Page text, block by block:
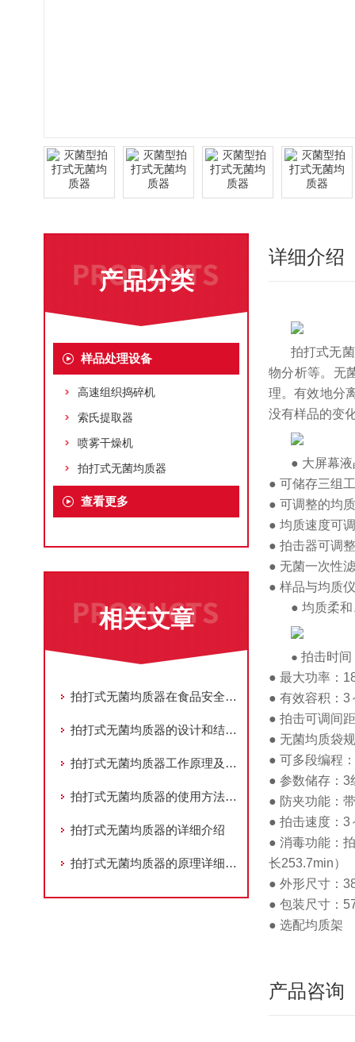
产品分类
样品处理设备
高速组织捣碎机
索氏提取器
喷雾干燥机
拍打式无菌均质器
查看更多
相关文章
拍打式无菌均质器在食品安全检测中的应用
拍打式无菌均质器的设计和结构保证了样品在操作过程中的均匀搅拌和拍打
拍打式无菌均质器工作原理及使用步骤
拍打式无菌均质器的使用方法及注意事项
拍打式无菌均质器的详细介绍
拍打式无菌均质器的原理详细介绍
详细介绍
拍打式无
物分析等。无
理。有效地分
没有样品的变
● 大屏幕
● 可储存三组
● 可调整的均
● 均质速度可
● 拍击器可调
● 无菌一次性
● 样品与均质
● 均质柔
● 拍击时
● 最大功率：
● 有效容积：3
● 拍击可调间
● 无菌均质袋
● 可多段编程
● 参数储存：3
● 防夹功能：
● 拍击速度：3
● 消毒功能：
长253.7min）
● 外形尺寸：
● 包装尺寸：
● 选配均质架
产品咨询